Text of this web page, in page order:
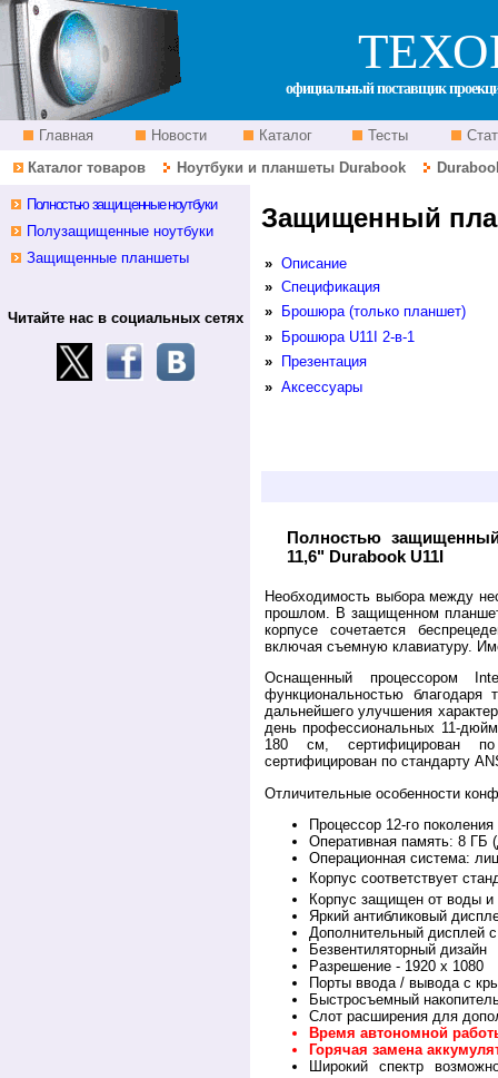
официальный поставщик
Главная Новости Каталог Тесты
Каталог товаров
Ноутбуки и планшеты Durabook
Защищенный
» Описание
» Спецификация
»
Брошюра (только планшет)
»
Брошюра U11I 2-в-1
»
Презентация
» Аксессуары
Полностью
11,6" Durabook U11I
Необходимость выбора между
прошлом. В защищенном
корпусе сочетается
включая съемную клавиатуру.
Оснащенный процессором
функциональностью
дальнейшего улучшения
день профессиональных 11-
180 см, сертифицирован по
сертифицирован по стандарту
Отличительные особенности
Процессор 12-го
Оперативная память: 8 ГБ
Операционная система:
Корпус соответствует
Корпус защищен от воды и
Яркий антибликовый
Дополнительный дисплей
Безвентиляторный дизайн
Разрешение - 1920 x 1080
Порты ввода / вывода с
Быстросъемный
Слот расширения для
Время автономной
Горячая замена
Широкий спектр
Полностью защищенные ноутбуки
Полузащищенные ноутбуки
Защищенные планшеты
Читайте нас в социальных сетях